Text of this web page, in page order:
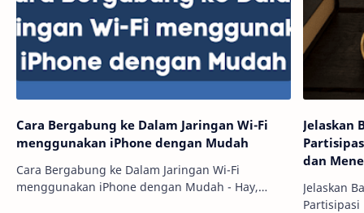
Cara Bergabung ke Dalam Jaringan Wi-Fi
menggunakan iPhone dengan Mudah
Cara Bergabung ke Dalam Jaringan Wi-Fi
menggunakan iPhone dengan Mudah - Hay,
Jelaskan
dan
Jelaskan